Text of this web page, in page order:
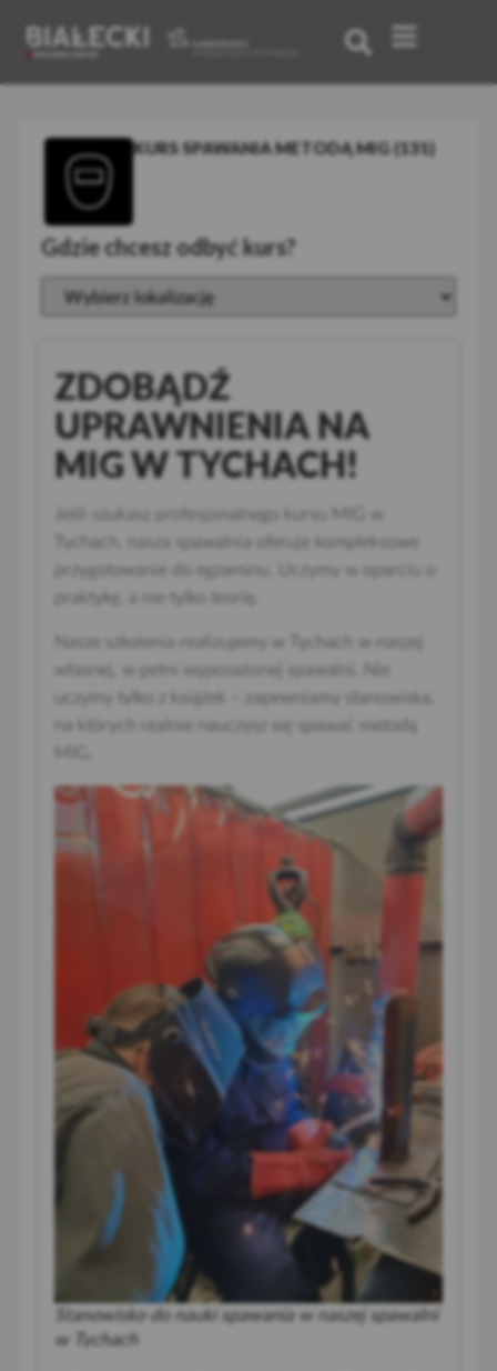
KURS SPAWANIA METODĄ MIG (131)
Gdzie chcesz odbyć kurs?
ZDOBĄDŹ
UPRAWNIENIA NA
MIG W TYCHACH!
Jeśli szukasz profesjonalnego kursu MIG w
Tychach, nasza spawalnia oferuje kompleksowe
przygotowanie do egzaminu. Uczymy w oparciu o
Nasze szkolenia realizujemy w Tychach w naszej
własnej, w pełni wyposażonej spawalni. Nie
uczymy tylko z książek – zapewniamy stanowiska,
na których realnie nauczysz się spawać metodą
Stanowisko do nauki spawania w naszej spawalni
w Tychach